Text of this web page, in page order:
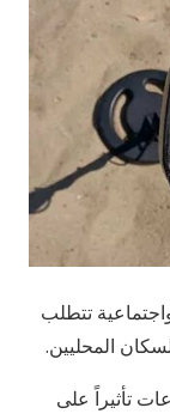
تتطلب
المحليين.
تأثيراً على